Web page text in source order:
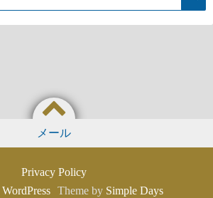
メール
Privacy Policy
WordPress Theme by Simple Days